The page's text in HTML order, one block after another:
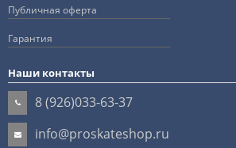
Публичная оферта
Гарантия
Наши контакты
8 (926)033-63-37
info@proskateshop.ru